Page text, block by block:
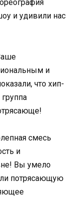
и удивили нас
и
что хип-
смесь
и
Вы умело
потрясающую